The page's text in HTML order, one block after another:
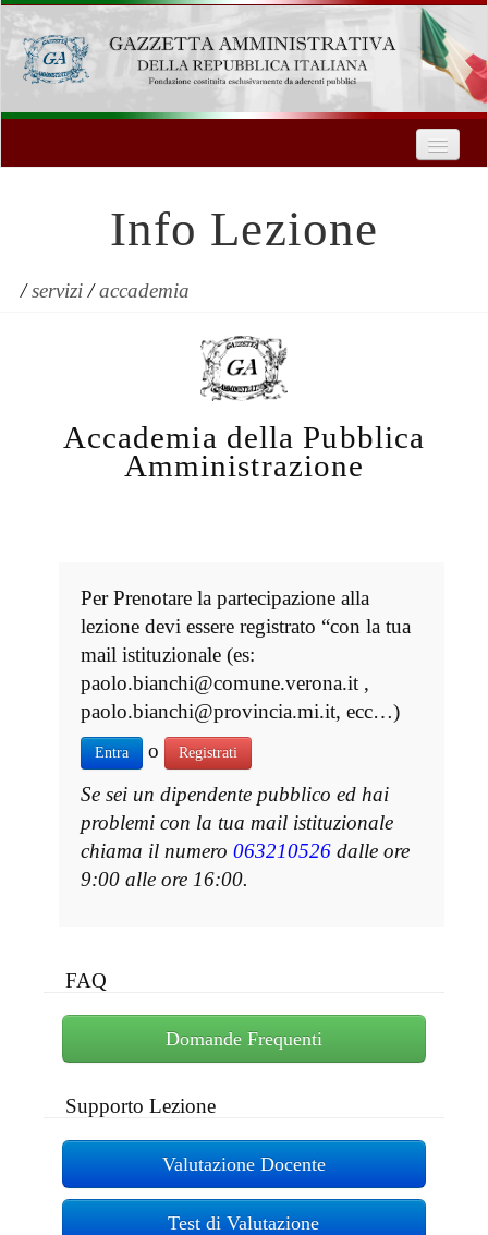
Formazione
Innovazione Tecnologica
Servizi
Contatti
| Entra
Info Lezione
/servizi/accademia
Accademia della Pubblica
Amministrazione
Per Prenotare la partecipazione alla
lezione devi essere registrato “con la tua
mail istituzionale (es:
paolo.bianchi@comune.verona.it ,
paolo.bianchi@provincia.mi.it, ecc…)
Entra o Registrati
Se sei un dipendente pubblico ed hai
problemi con la tua mail istituzionale
chiama il numero 063210526 dalle ore
9:00 alle ore 16:00.
FAQ
Domande Frequenti
Supporto Lezione
Valutazione Docente
Test di Valutazione